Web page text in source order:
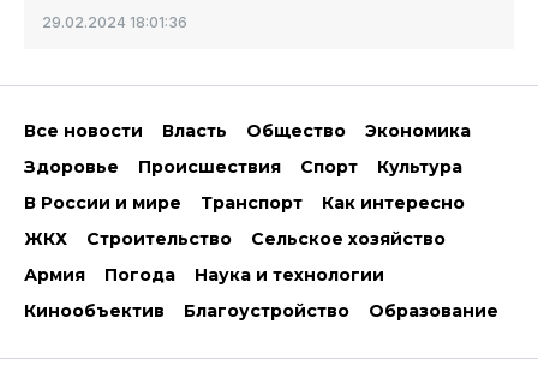
29.02.2024 18:01:36
Все новости Власть Общество
Экономика
Здоровье
Происшествия Спорт
Культура
В России и мире
Транспорт
Как интересно
ЖКХ
Строительство
Сельское хозяйство
Армия
Погода
Наука и технологии
Кинообъектив
Благоустройство Образование